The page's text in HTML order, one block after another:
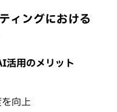
ィングにおける
活用のメリット
向上